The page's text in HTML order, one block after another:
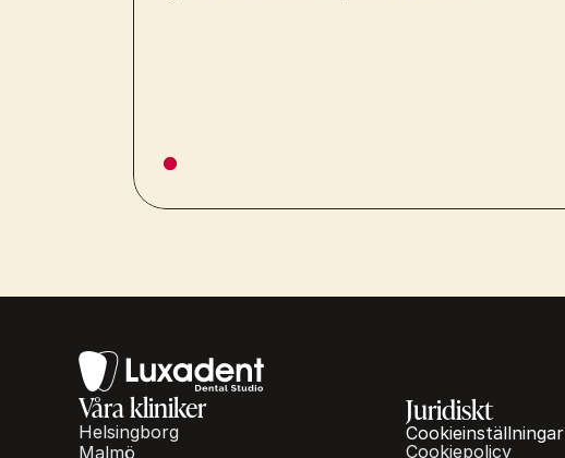
Våra kliniker
Helsingborg
Malmö
Juridiskt
Cookieinställningar
Cookiepolicy